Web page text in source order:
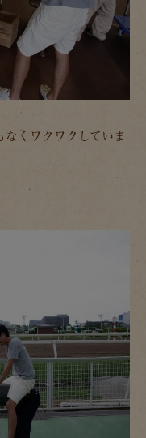
くワクワクしていま